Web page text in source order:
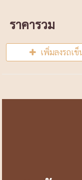
ราคารวม
เพิ่มลงรถเข็